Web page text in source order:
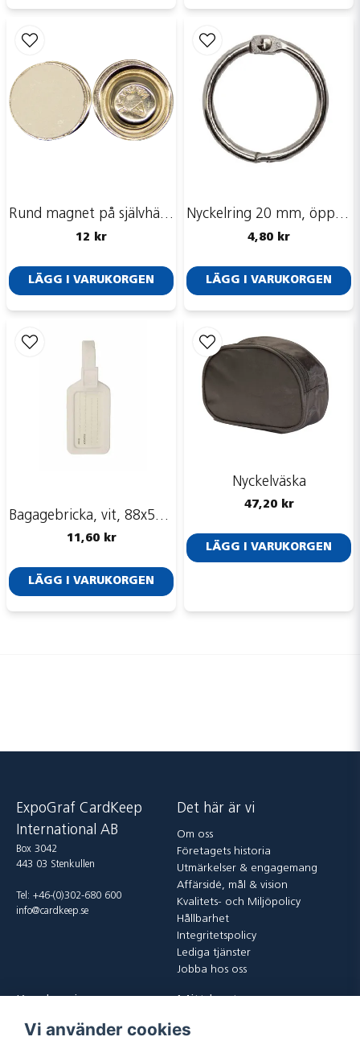
Rund magnet på självhäftande platta,17 mm
12 kr
LÄGG I VARUKORGEN
Nyckelring 20 mm, öppningsbar
4,80 kr
LÄGG I VARUKORGEN
Bagagebricka, vit, 88x53 mm
11,60 kr
LÄGG I VARUKORGEN
Nyckelväska
47,20 kr
LÄGG I VARUKORGEN
ExpoGraf CardKeep
International AB
Box 3042
443 03 Stenkullen
Tel: +46-(0)302-680 600
info@cardkeep.se
Det här är vi
Om oss
Företagets historia
Utmärkelser & engagemang
Affärsidé, mål & vision
Kvalitets- och Miljöpolicy
Hållbarhet
Integritetspolicy
Lediga tjänster
Jobba hos oss
Kontakta oss
Logga in
Vi använder cookies